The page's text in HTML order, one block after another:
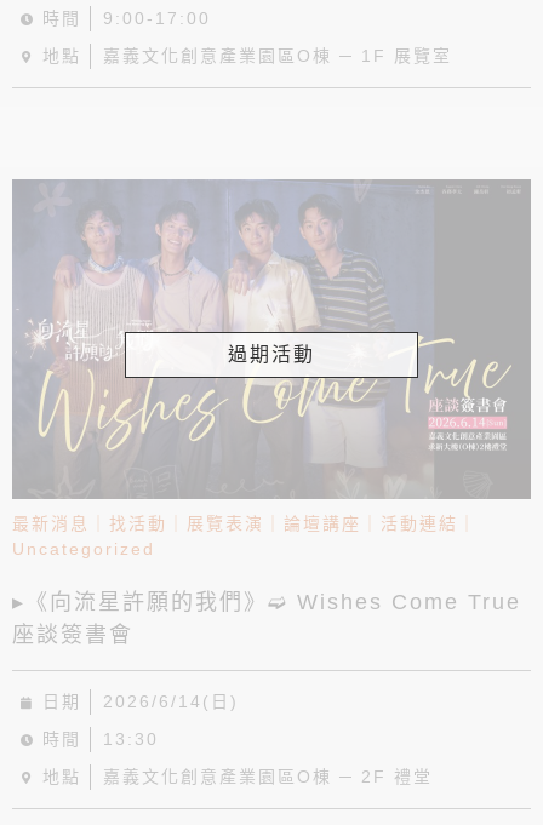
時間
9:00-17:00
地點
嘉義文化創意產業園區O棟 ─ 1F 展覽室
過期活動
最新消息 找活動 展覽表演 論壇講座 活動連結
Uncategorized
▸《向流星許願的我們》➫ Wishes Come True
座談簽書會
日期
2026/6/14(日)
時間
13:30
地點
嘉義文化創意產業園區O棟 ─ 2F 禮堂